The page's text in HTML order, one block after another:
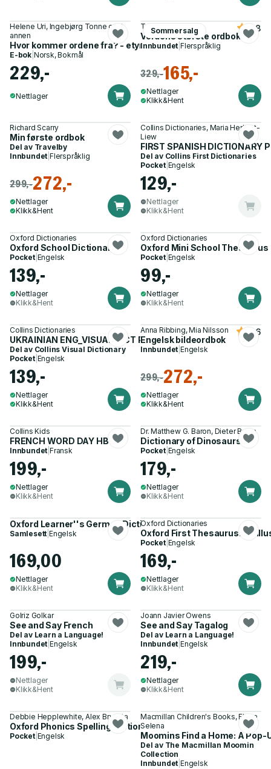
Helene Uri, Ingebjørg Tonne og 1
annen
Hvor kommer ordene fra? - etymologi for store og små
E-bok Norsk, Bokmål
229,-
Nettlager
Sommersalg
Tom Schamp
Verdens største ordbok
3.8
Innbundet |Flerspråklig
329,-165,-
Nettlager
Klikk&Hent
Richard Scarry
Min første ordbok
Del av Travelby
Innbundet |Flerspråklig
299,-272,-
Nettlager
Klikk&Hent
Collins Dictionaries, Maria Herbert-
Liew
FIRST SPANISH DICTIONARY
Del av Collins First Dictionaries
Pocket| Engelsk
129,-
Nettlager
Klikk&Hent
Oxford Dictionaries
Oxford School Dictionary
Pocket| Engelsk
139,-
Nettlager
Klikk&Hent
Oxford Dictionaries
Oxford Mini School Thesaurus
Pocket| Engelsk
99,-
Nettlager
Klikk&Hent
Collins Dictionaries
UKRAINIAN ENG_VISUAL DICT PB
Del av Collins Visual Dictionary
Pocket| Engelsk
139,-
Nettlager
Klikk&Hent
Anna Ribbing, Mia Nilsson
Engelsk bildeordbok
4.6
Innbundet |Engelsk
299,-272,-
Nettlager
Klikk&Hent
Collins Kids
FRENCH WORD DAY HB
Innbundet |Fransk
199,-
Nettlager
Klikk&Hent
Dr. Matthew G. Baron, Dieter Braun
Dictionary of Dinosaurs
Pocket| Engelsk
179,-
Nettlager
Klikk&Hent
Oxford Learner''s German Dictionary
Samlesett |Engelsk
169,00
Nettlager
Klikk&Hent
Oxford Dictionaries
Oxford First Thesaurus: An
Pocket| Engelsk
169,-
Nettlager
Klikk&Hent
Golriz Golkar
See and Say French
Del av Learn a Language!
Innbundet |Engelsk
199,-
Nettlager
Klikk&Hent
Joann Javier Owens
See and Say Tagalog
Del av Learn a Language!
Innbundet |Engelsk
219,-
Nettlager
Klikk&Hent
Debbie Hepplewhite, Alex Brychta
Oxford Phonics Spelling Dictionary
Pocket| Engelsk
Macmillan Children's Books, Elena
Selena
Moomins Find a Home: A Pop-
Del av The Macmillan Moomin
Collection
Innbundet |Engelsk